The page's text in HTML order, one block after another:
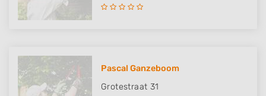
Pascal Ganzeboom
Grotestraat 31